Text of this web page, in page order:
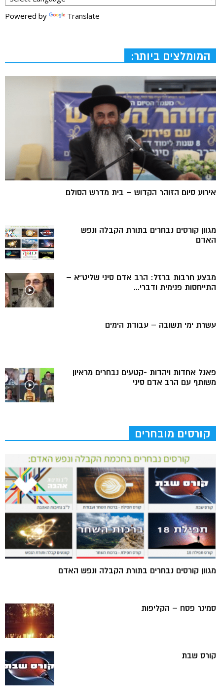
Powered by Translate
המומלצים ביותר:
אירוע סיום הזוהר הקדוש – בית מדרש הסולם
מגוון קורסים נבחרים בתורת הקבלה ונפש
האדם
מבצע חרבות ברזל: הרב אדם סיני שליט”א –
התייחסות פנימית ודברי...
עשרת ימי תשובה – עבודת הימים
פאנל אחדות ויהדות -קטעים נבחרים מראיון
משותף עם הרב אדם סיני
קורסים מובחרים
מגוון קורסים נבחרים בתורת הקבלה ונפש האדם
סמינר פסח – הקליפות
קורס שבת